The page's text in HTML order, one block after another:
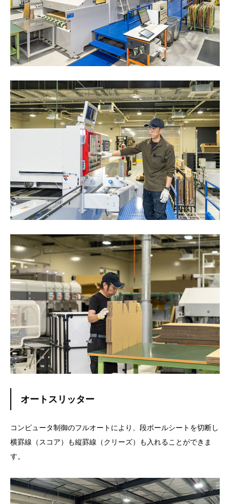
オートスリッター
コンピュータ制御のフルオートにより、段ボールシートを切断し
横罫線（スコア）も縦罫線（クリーズ）も入れることができま
す。